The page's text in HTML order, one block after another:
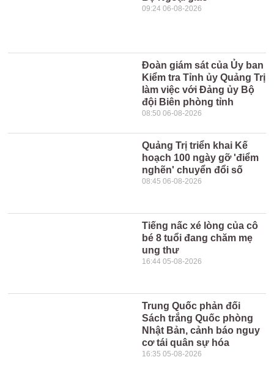
09:24 06-08-2026
Đoàn giám sát của Ủy ban
Kiểm tra Tỉnh ủy Quảng Trị
làm việc với Đảng ủy Bộ
đội Biên phòng tỉnh
08:50 06-08-2026
Quảng Trị triển khai Kế
hoạch 100 ngày gỡ 'điểm
nghẽn' chuyển đổi số
08:45 06-08-2026
Tiếng nấc xé lòng của cô
bé 8 tuổi đang chăm mẹ
ung thư
16:44 05-08-2026
Trung Quốc phản đối
Sách trắng Quốc phòng
Nhật Bản, cảnh báo nguy
cơ tái quân sự hóa
16:35 05-08-2026